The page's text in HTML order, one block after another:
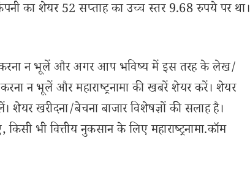
का शेयर 52 सप्ताह का उच्च स्तर 9.68 रुपये पर था।
न भूलें और अगर आप भविष्य में इस तरह के लेख/
न भूलें और महाराष्ट्रनामा की खबरें शेयर करें। शेयर
खरीदना/बेचना बाजार विशेषज्ञों की सलाह है।
भी वित्तीय नुकसान के लिए महाराष्ट्रनामा.कॉम